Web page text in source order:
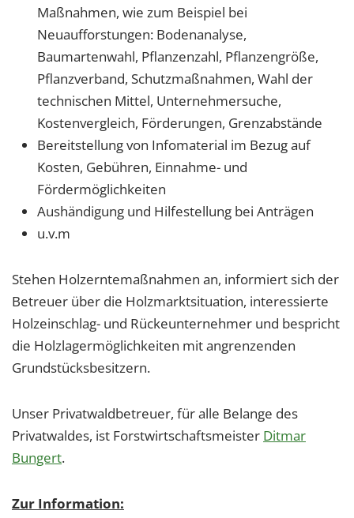
Maßnahmen, wie zum Beispiel bei
Neuaufforstungen: Bodenanalyse,
Baumartenwahl, Pflanzenzahl, Pflanzengröße,
Pflanzverband, Schutzmaßnahmen, Wahl der
technischen Mittel, Unternehmersuche,
Kostenvergleich, Förderungen, Grenzabstände
Bereitstellung von Infomaterial im Bezug auf
Kosten, Gebühren, Einnahme- und
Fördermöglichkeiten
Aushändigung und Hilfestellung bei Anträgen
u.v.m
Stehen Holzerntemaßnahmen an, informiert sich der
Betreuer über die Holzmarktsituation, interessierte
Holzeinschlag- und Rückeunternehmer und bespricht
die Holzlagermöglichkeiten mit angrenzenden
Grundstücksbesitzern.
Unser Privatwaldbetreuer, für alle Belange des
Privatwaldes, ist Forstwirtschaftsmeister Ditmar
Bungert.
Zur Information: